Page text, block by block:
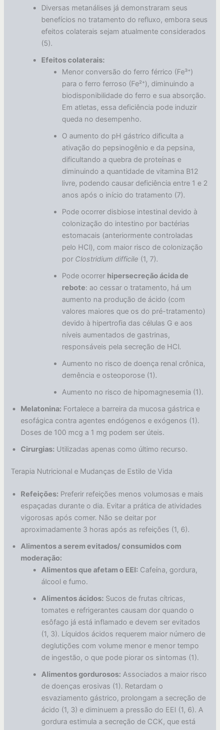
Diversas metanálises já demonstraram seus
benefícios no tratamento do refluxo, embora seus
efeitos colaterais sejam atualmente considerados
(5).
Efeitos colaterais:
Menor conversão do ferro férrico (Fe³⁺)
para o ferro ferroso (Fe²⁺), diminuindo a
biodisponibilidade do ferro e sua absorção.
Em atletas, essa deficiência pode induzir
queda no desempenho.
O aumento do pH gástrico dificulta a
ativação do pepsinogênio e da pepsina,
dificultando a quebra de proteínas e
diminuindo a quantidade de vitamina B12
livre, podendo causar deficiência entre 1 e 2
anos após o início do tratamento (7).
Pode ocorrer disbiose intestinal devido à
colonização do intestino por bactérias
estomacais (anteriormente controladas
pelo HCl), com maior risco de colonização
por Clostridium difficile (1, 7).
Pode ocorrer hipersecreção ácida de
rebote: ao cessar o tratamento, há um
aumento na produção de ácido (com
valores maiores que os do pré-tratamento)
devido à hipertrofia das células G e aos
níveis aumentados de gastrinas,
responsáveis pela secreção de HCl.
Aumento no risco de doença renal crônica,
demência e osteoporose (1).
Aumento no risco de hipomagnesemia (1).
Melatonina: Fortalece a barreira da mucosa gástrica e
esofágica contra agentes endógenos e exógenos (1).
Doses de 100 mcg a 1 mg podem ser úteis.
Cirurgias: Utilizadas apenas como último recurso.
Terapia Nutricional e Mudanças de Estilo de Vida
Refeições: Preferir refeições menos volumosas e mais
espaçadas durante o dia. Evitar a prática de atividades
vigorosas após comer. Não se deitar por
aproximadamente 3 horas após as refeições (1, 6).
Alimentos a serem evitados/ consumidos com
moderação:
Alimentos que afetam o EEI: Cafeína, gordura,
álcool e fumo.
Alimentos ácidos: Sucos de frutas cítricas,
tomates e refrigerantes causam dor quando o
esôfago já está inflamado e devem ser evitados
(1, 3). Líquidos ácidos requerem maior número de
deglutições com volume menor e menor tempo
de ingestão, o que pode piorar os sintomas (1).
Alimentos gordurosos: Associados a maior risco
de doenças erosivas (1). Retardam o
esvaziamento gástrico, prolongam a secreção de
ácido (1, 3) e diminuem a pressão do EEI (1, 6). A
gordura estimula a secreção de CCK, que está